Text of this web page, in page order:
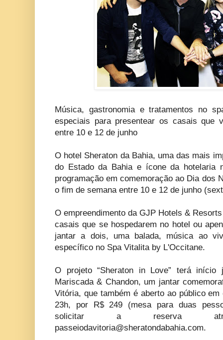
Música, gastronomia e tratamentos no
especiais para presentear os casais que
entre 10 e 12 de junho
O hotel Sheraton da Bahia, uma das mais
do Estado da Bahia e ícone da hotelaria
programação em comemoração ao Dia dos
o fim de semana entre 10 e 12 de junho
O empreendimento da GJP Hotels &
casais que se hospedarem no hotel ou
jantar a dois, uma balada, música ao
específico no Spa Vitalita by L'Occitane.
O projeto “Sheraton in Love” terá
Mariscada & Chandon, um jantar
Vitória, que também é aberto ao público
23h, por R$ 249 (mesa para duas
solicitar a reserva
passeiodavitoria@sheratondabahia.com.